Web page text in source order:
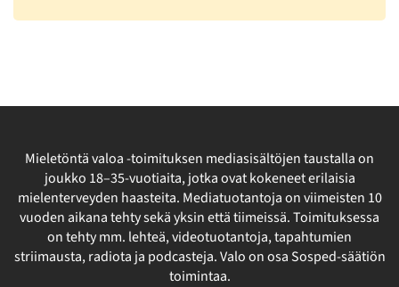
Mieletöntä valoa -toimituksen mediasisältöjen taustalla on
joukko 18–35-vuotiaita, jotka ovat kokeneet erilaisia
mielenterveyden haasteita. Mediatuotantoja on viimeisten 10
vuoden aikana tehty sekä yksin että tiimeissä. Toimituksessa
on tehty mm. lehteä, videotuotantoja, tapahtumien
striimausta, radiota ja podcasteja. Valo on osa Sosped-säätiön
toimintaa.